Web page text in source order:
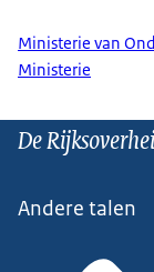
Ministerie van
Ministerie
De
Andere talen